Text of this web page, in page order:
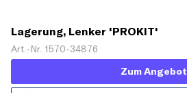
Lagerung, Lenker 'PROKIT'
Art.-Nr. 1570-34876
Zum Angebot